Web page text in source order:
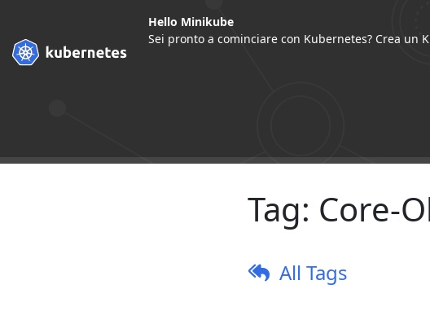
Hello Minikube
Sei pronto a cominciare con Kubernetes? Crea
Tag: Core-
All Tags